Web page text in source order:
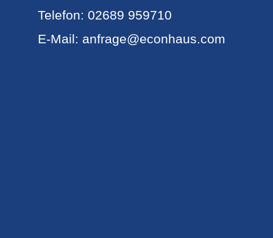
Telefon: 02689 959710
E-Mail: anfrage@econhaus.com